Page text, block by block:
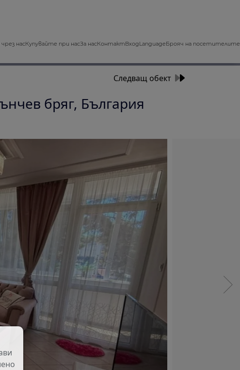
насКупувайте при насЗа насКонтактВходLanguageБрояч на посетителите
Следващ обект
бряг, България
Мениджър на съгласие
ПОМОЩ